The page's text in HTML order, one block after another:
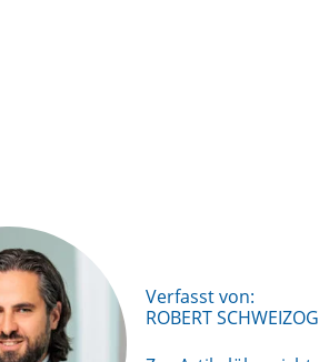
Verfasst von:
ROBERT SCHWEIZOG